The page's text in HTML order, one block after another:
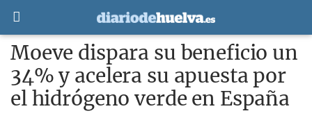
Moeve dispara su beneficio un
34% y acelera su apuesta por
el hidrógeno verde en España